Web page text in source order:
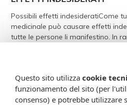
Possibili effetti indesideratiCome
medicinale può causare effetti
tutte le persone li manifestino. In
(infiammazione allergica della
rispetto delle istruzioni contenute
il rischio di effetti indesiderati.
Questo sito utilizza cookie
funzionamento del sito (per
consenso) e potrebbe utilizzare